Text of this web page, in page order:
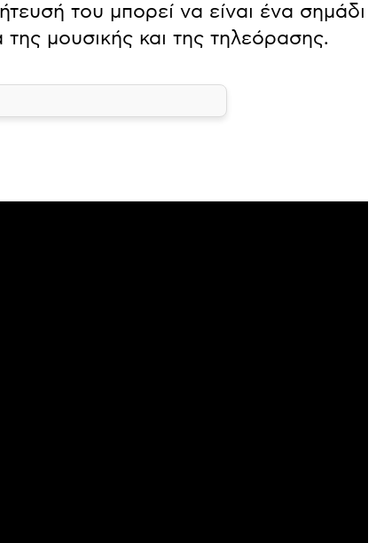
του μπορεί να είναι ένα σημάδι
μουσικής και της τηλεόρασης.